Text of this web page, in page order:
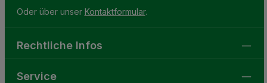
Oder über unser Kontaktformular.
Rechtliche Infos
Service